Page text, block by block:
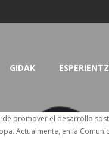
GIDAK
promover el desarrollo
Actualmente, en la